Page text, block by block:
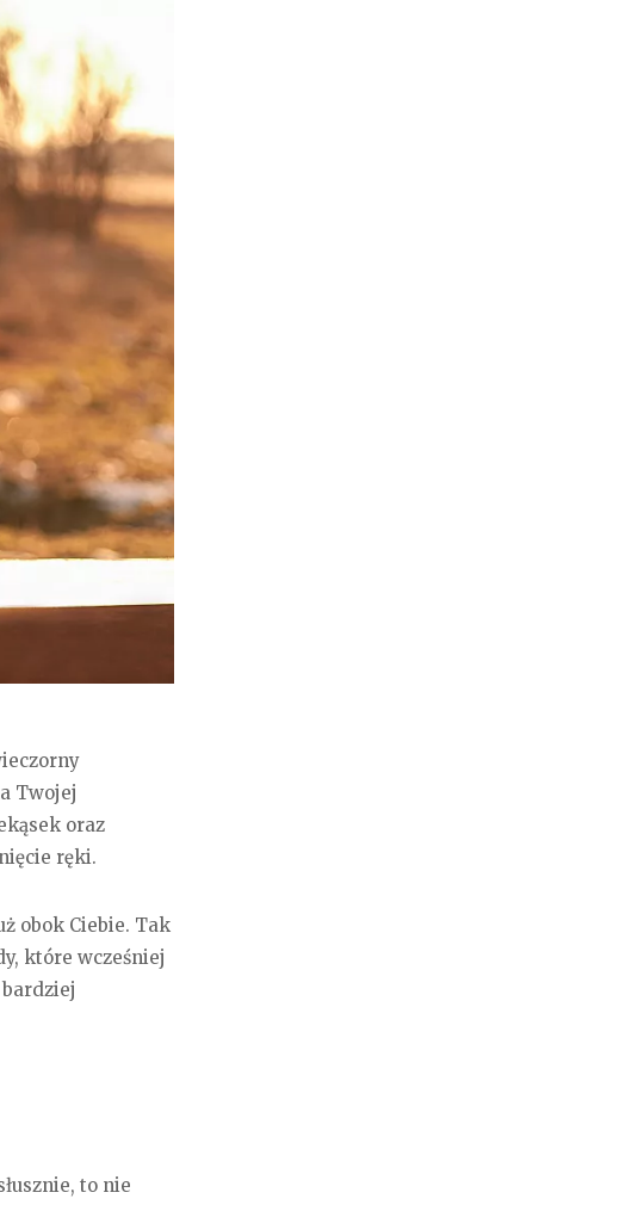
Twojej
oraz
ręki.
obok Ciebie. Tak
które wcześniej
to nie